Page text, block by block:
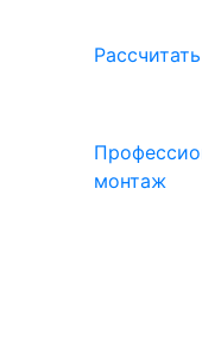
монтаж